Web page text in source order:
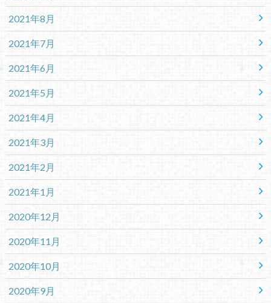
2021年8月
2021年7月
2021年6月
2021年5月
2021年4月
2021年3月
2021年2月
2021年1月
2020年12月
2020年11月
2020年10月
2020年9月